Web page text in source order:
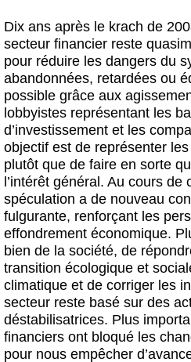
Dix ans après le krach de
secteur financier reste
pour réduire les dangers du
abandonnées, retardées ou
possible grâce aux
lobbyistes représentant les
d’investissement et les
objectif est de représenter
plutôt que de faire en sorte
l’intérêt général. Au cours de
spéculation a de nouveau
fulgurante, renforçant les
effondrement économique.
bien de la société, de
transition écologique et
climatique et de corriger les
secteur reste basé sur des
déstabilisatrices. Plus
financiers ont bloqué les
pour nous empêcher